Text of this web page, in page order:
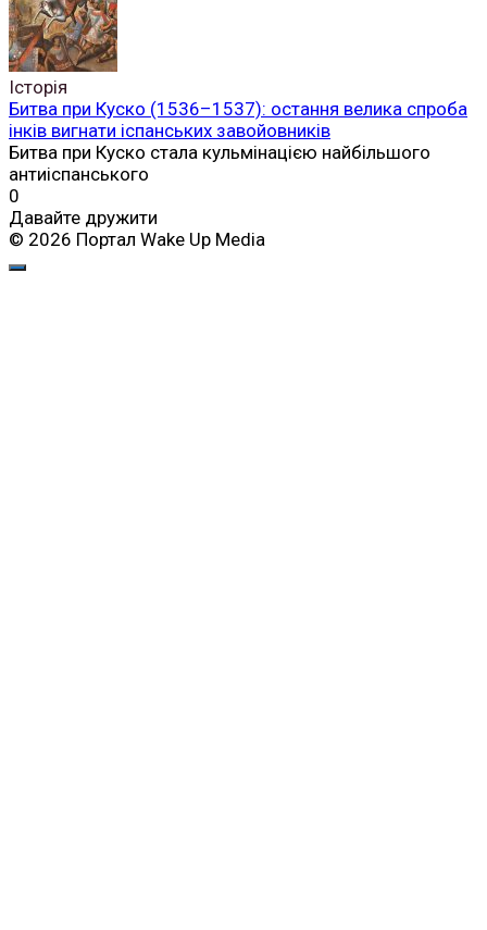
Історія
Битва при Куско (1536–1537): остання велика спроба
інків вигнати іспанських завойовників
Битва при Куско стала кульмінацією найбільшого
антиіспанського
0
Давайте дружити
© 2026 Портал Wake Up Media